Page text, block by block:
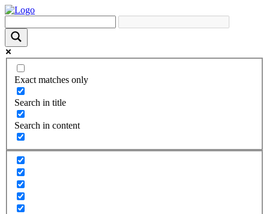
Exact matches only
Search in title
Search in content